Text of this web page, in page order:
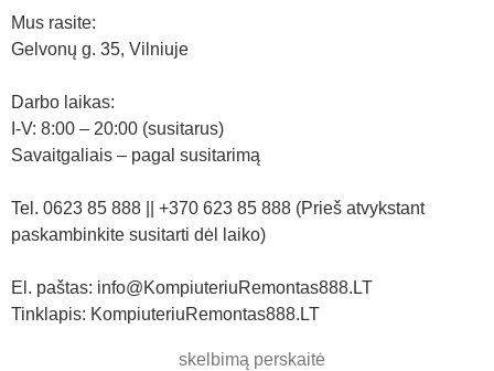
Mus rasite:
Gelvonų g. 35, Vilniuje
Darbo laikas:
I-V: 8:00 – 20:00 (susitarus)
Savaitgaliais – pagal susitarimą
Tel. 0623 85 888 || +370 623 85 888 (Prieš atvykstant
paskambinkite susitarti dėl laiko)
El. paštas: info@KompiuteriuRemontas888.LT
Tinklapis: KompiuteriuRemontas888.LT
skelbimą perskaitė